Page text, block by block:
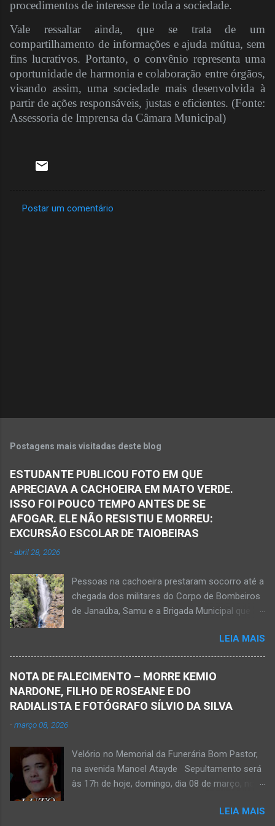
procedimentos de interesse de toda a sociedade.
Vale ressaltar ainda, que se trata de um
compartilhamento de informações e ajuda mútua, sem
fins lucrativos. Portanto, o convênio representa uma
oportunidade de harmonia e colaboração entre órgãos,
visando assim, uma sociedade mais desenvolvida à
partir de ações responsáveis, justas e eficientes. (Fonte:
Assessoria de Imprensa da Câmara Municipal)
Postar um comentário
Postagens mais visitadas deste blog
ESTUDANTE PUBLICOU FOTO EM QUE
APRECIAVA A CACHOEIRA EM MATO VERDE.
ISSO FOI POUCO TEMPO ANTES DE SE
AFOGAR. ELE NÃO RESISTIU E MORREU:
EXCURSÃO ESCOLAR DE TAIOBEIRAS
-abril 28, 2026
Pessoas na cachoeira prestaram socorro até a
chegada dos militares do Corpo de Bombeiros
de Janaúba, Samu e a Brigada Municipal que
resistiu e foi a óbito Foto álbum pessoal Kauan
Pereira Alves publicou em sua rede social a
foto em que apreciava a Cachoeira Maria Rosa,
em Mato Verde, pouco tempo antes de se
afogar e depois vir a óbito nesta terça-feira, dia
socorrem estudante que se afogou em
cachoeira em Mato Verde nesta terça-feira, dia
28 de abril de 2026. Adolescente não resistiu e
– O que seria um dia de lazer, de conhecimento
LEIA MAIS
NOTA DE FALECIMENTO – MORRE KEMIO
NARDONE, FILHO DE ROSEANE E DO
RADIALISTA E FOTÓGRAFO SÍLVIO DA SILVA
-março 08, 2026
Velório no Memorial da Funerária Bom Pastor,
na avenida Manoel Atayde Sepultamento será
às 17h de hoje, domingo, dia 08 de março, no
da rodovia MG-401, saída de Janaúba para
LEIA MAIS